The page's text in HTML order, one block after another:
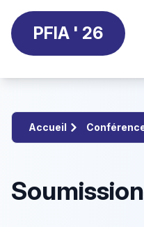
PFIA ' 26
Accueil